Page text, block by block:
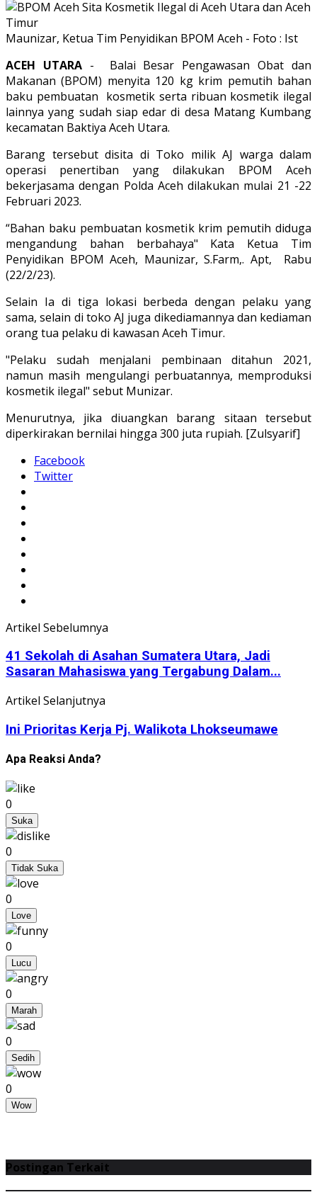
Maunizar, Ketua Tim Penyidikan BPOM Aceh - Foto : Ist
ACEH UTARA- Balai Besar Pengawasan Obat dan
Makanan (BPOM) menyita 120 kg krim pemutih bahan
baku pembuatan kosmetik serta ribuan kosmetik ilegal
lainnya yang sudah siap edar di desa Matang Kumbang
kecamatan Baktiya Aceh Utara.
Barang tersebut disita di Toko milik AJ warga dalam
operasi penertiban yang dilakukan BPOM Aceh
bekerjasama dengan Polda Aceh dilakukan mulai 21 -22
Februari 2023.
“Bahan baku pembuatan kosmetik krim pemutih diduga
mengandung bahan berbahaya" Kata Ketua Tim
Penyidikan BPOM Aceh, Maunizar, S.Farm,. Apt, Rabu
(22/2/23).
Selain Ia di tiga lokasi berbeda dengan pelaku yang
sama, selain di toko AJ juga dikediamannya dan kediaman
orang tua pelaku di kawasan Aceh Timur.
"Pelaku sudah menjalani pembinaan ditahun 2021,
namun masih mengulangi perbuatannya, memproduksi
kosmetik ilegal" sebut Munizar.
Menurutnya, jika diuangkan barang sitaan tersebut
diperkirakan bernilai hingga 300 juta rupiah. [Zulsyarif]
Facebook
Twitter
Artikel Sebelumnya
41 Sekolah di Asahan Sumatera Utara, Jadi
Sasaran Mahasiswa yang Tergabung Dalam...
Artikel Selanjutnya
Ini Prioritas Kerja Pj. Walikota Lhokseumawe
Apa Reaksi Anda?
0
Suka
0
Tidak Suka
0
Love
0
Lucu
0
Marah
0
Sedih
0
Wow
Postingan Terkait